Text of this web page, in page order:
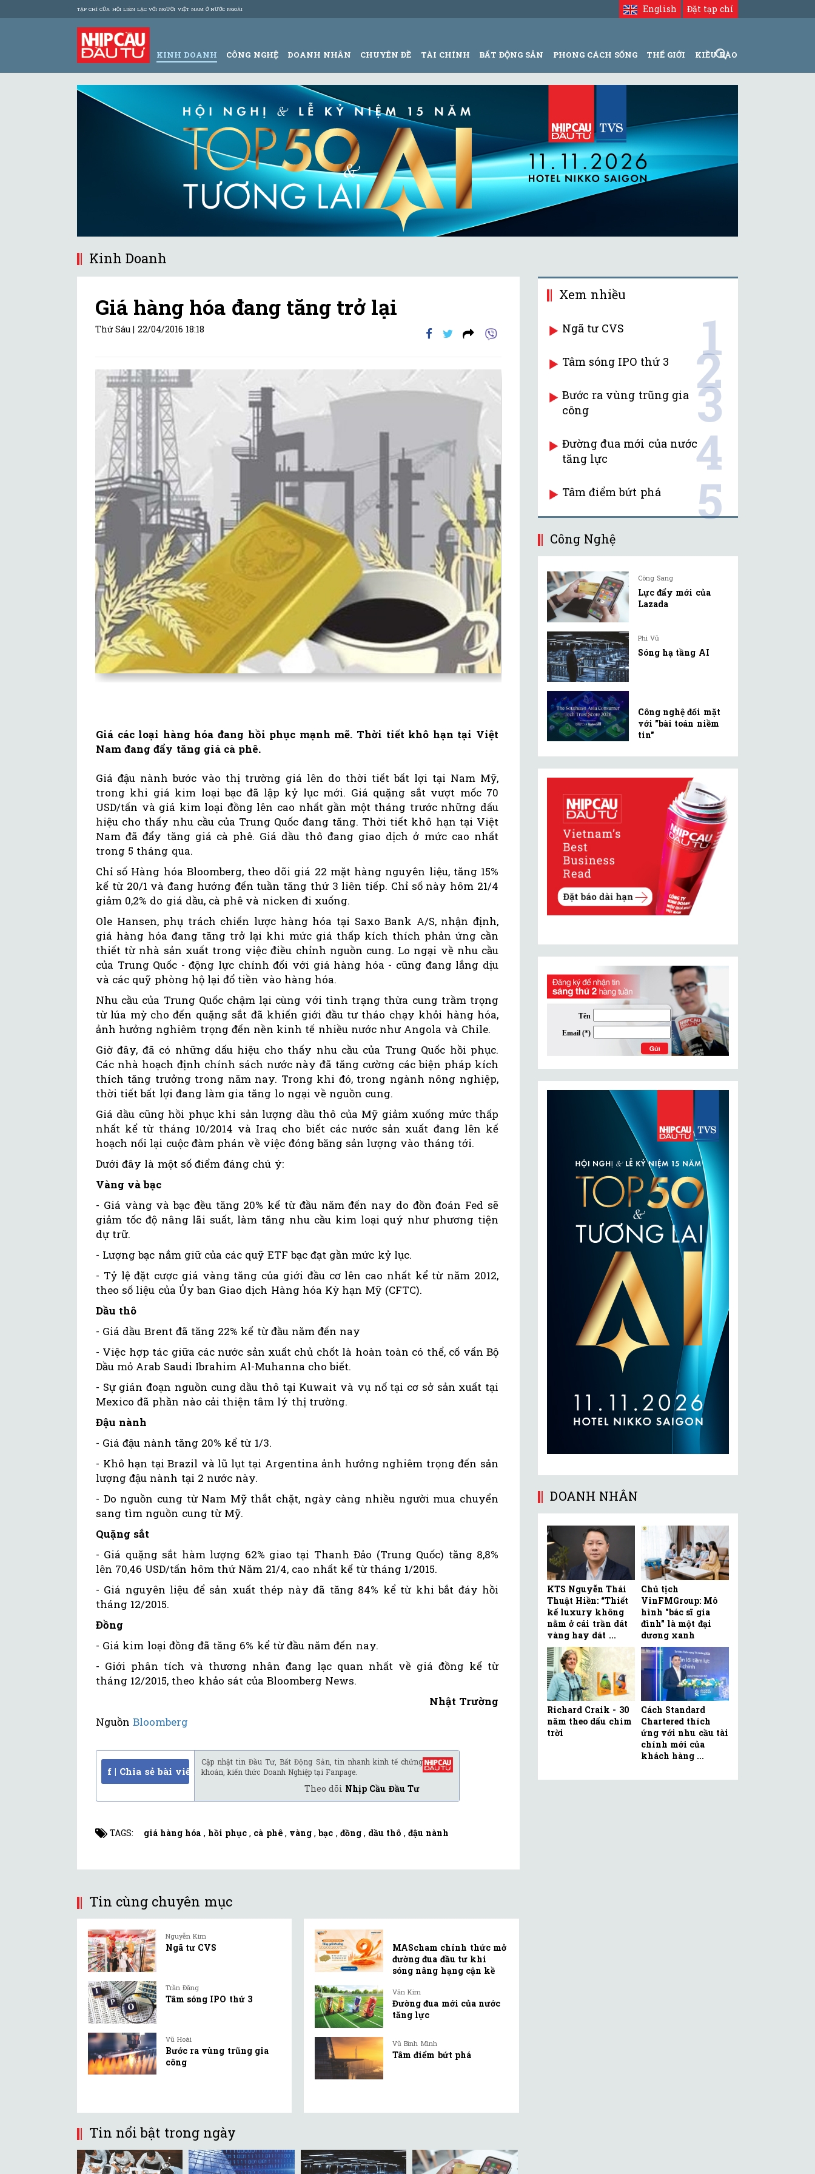
TẠP CHÍ CỦA HỘI LIÊN LẠC VỚI NGƯỜI VIỆT NAM Ở NƯỚC NGOÀI Đặt tạp chí
English
KINH DOANH CÔNG NGHỆ DOANH NHÂN CHUYÊN ĐỀ TÀI CHÍNH BẤT ĐỘNG SẢN PHONG CÁCH SỐNG THẾ GIỚI KIỀU BÀO
Kinh Doanh
Giá hàng hóa đang tăng trở lại
Thứ Sáu | 22/04/2016 18:18
Giá các loại hàng hóa đang hồi phục mạnh mẽ. Thời tiết khô hạn tại Việt
Nam đang đẩy tăng giá cà phê.
Giá đậu nành bước vào thị trường giá lên do thời tiết bất lợi tại Nam Mỹ,
trong khi giá kim loại bạc đã lập kỷ lục mới. Giá quặng sắt vượt mốc 70
USD/tấn và giá kim loại đồng lên cao nhất gần một tháng trước những dấu
hiệu cho thấy nhu cầu của Trung Quốc đang tăng. Thời tiết khô hạn tại Việt
Nam đã đẩy tăng giá cà phê. Giá dầu thô đang giao dịch ở mức cao nhất
trong 5 tháng qua.
Chỉ số Hàng hóa Bloomberg, theo dõi giá 22 mặt hàng nguyên liệu, tăng 15%
kể từ 20/1 và đang hướng đến tuần tăng thứ 3 liên tiếp. Chỉ số này hôm 21/4
giảm 0,2% do giá dầu, cà phê và nicken đi xuống.
Ole Hansen, phụ trách chiến lược hàng hóa tại Saxo Bank A/S, nhận định,
giá hàng hóa đang tăng trở lại khi mức giá thấp kích thích phản ứng cần
thiết từ nhà sản xuất trong việc điều chỉnh nguồn cung. Lo ngại về nhu cầu
của Trung Quốc - động lực chính đối với giá hàng hóa - cũng đang lắng dịu
và các quỹ phòng hộ lại đổ tiền vào hàng hóa.
Nhu cầu của Trung Quốc chậm lại cùng với tình trạng thừa cung trầm trọng
từ lúa mỳ cho đến quặng sắt đã khiến giới đầu tư tháo chạy khỏi hàng hóa,
ảnh hưởng nghiêm trọng đến nền kinh tế nhiều nước như Angola và Chile.
Giờ đây, đã có những dấu hiệu cho thấy nhu cầu của Trung Quốc hồi phục.
Các nhà hoạch định chính sách nước này đã tăng cường các biện pháp kích
thích tăng trưởng trong năm nay. Trong khi đó, trong ngành nông nghiệp,
thời tiết bất lợi đang làm gia tăng lo ngại về nguồn cung.
Giá dầu cũng hồi phục khi sản lượng dầu thô của Mỹ giảm xuống mức thấp
nhất kể từ tháng 10/2014 và Iraq cho biết các nước sản xuất đang lên kế
hoạch nối lại cuộc đàm phán về việc đóng băng sản lượng vào tháng tới.
Dưới đây là một số điểm đáng chú ý:
Vàng và bạc
- Giá vàng và bạc đều tăng 20% kể từ đầu năm đến nay do đồn đoán Fed sẽ
giảm tốc độ nâng lãi suất, làm tăng nhu cầu kim loại quý như phương tiện
dự trữ.
- Lượng bạc nắm giữ của các quỹ ETF bạc đạt gần mức kỷ lục.
- Tỷ lệ đặt cược giá vàng tăng của giới đầu cơ lên cao nhất kể từ năm 2012,
theo số liệu của Ủy ban Giao dịch Hàng hóa Kỳ hạn Mỹ (CFTC).
Dầu thô
- Giá dầu Brent đã tăng 22% kể từ đầu năm đến nay
- Việc hợp tác giữa các nước sản xuất chủ chốt là hoàn toàn có thể, cố vấn Bộ
Dầu mỏ Arab Saudi Ibrahim Al-Muhanna cho biết.
- Sự gián đoạn nguồn cung dầu thô tại Kuwait và vụ nổ tại cơ sở sản xuất tại
Mexico đã phần nào cải thiện tâm lý thị trường.
Đậu nành
- Giá đậu nành tăng 20% kể từ 1/3.
- Khô hạn tại Brazil và lũ lụt tại Argentina ảnh hưởng nghiêm trọng đến sản
lượng đậu nành tại 2 nước này.
- Do nguồn cung từ Nam Mỹ thắt chặt, ngày càng nhiều người mua chuyển
sang tìm nguồn cung từ Mỹ.
Quặng sắt
- Giá quặng sắt hàm lượng 62% giao tại Thanh Đảo (Trung Quốc) tăng 8,8%
lên 70,46 USD/tấn hôm thứ Năm 21/4, cao nhất kể từ tháng 1/2015.
- Giá nguyên liệu để sản xuất thép này đã tăng 84% kể từ khi bắt đáy hồi
tháng 12/2015.
Đồng
- Giá kim loại đồng đã tăng 6% kể từ đầu năm đến nay.
- Giới phân tích và thương nhân đang lạc quan nhất về giá đồng kể từ
tháng 12/2015, theo khảo sát của Bloomberg News.
Nhật Trường
NguồnBloomberg
f | Chia sẻ bài viết
Cập nhật tin Đầu Tư, Bất Động Sản, tin nhanh kinh tế chứng
khoán, kiến thức Doanh Nghiệp tại Fanpage.
Theo dõi Nhịp Cầu Đầu Tư
TAGS: giá hàng hóa , hồi phục , cà phê, vàng ,bạc , đồng, dầu thô , đậu nành
Tin cùng chuyên mục
Nguyễn Kim
Ngã tư CVS
Trần Đăng
Tâm sóng IPO thứ 3
Vũ Hoài
Bước ra vùng trũng gia
công
MAScham chính thức mở
đường đua đầu tư khi
sóng nâng hạng cận kề
Văn Kim
Đường đua mới của nước
tăng lực
Vũ Bình Minh
Tâm điểm bứt phá
Tin nổi bật trong ngày
Xem nhiều
Ngã tư CVS 1
Tâm sóng IPO thứ 3 2
Bước ra vùng trũng gia
công
3
Đường đua mới của nước
tăng lực
4
Tâm điểm bứt phá 5
Công Nghệ
Công Sang
Lực đẩy mới của
Lazada
Phi Vũ
Sóng hạ tầng AI
Công nghệ đối mặt
với "bài toán niềm
tin"
DOANH NHÂN
KTS Nguyễn Thái
Thuật Hiền: “Thiết
kế luxury không
nằm ở cái trần dát
vàng hay dát ...
Chủ tịch
VinFMGroup: Mô
hình "bác sĩ gia
đình" là một đại
dương xanh
Richard Craik - 30
năm theo dấu chim
trời
Cách Standard
Chartered thích
ứng với nhu cầu tài
chính mới của
khách hàng ...